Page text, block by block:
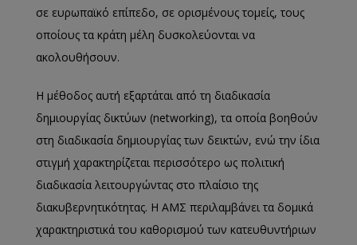
σε ευρωπαϊκό επίπεδο, σε ορισμένους τομείς, τους
οποίους τα κράτη μέλη δυσκολεύονται να
ακολουθήσουν.
Η μέθοδος αυτή εξαρτάται από τη διαδικασία
δημιουργίας δικτύων (networking), τα οποία βοηθούν
στη διαδικασία δημιουργίας των δεικτών, ενώ την ίδια
στιγμή χαρακτηρίζεται περισσότερο ως πολιτική
διαδικασία λειτουργώντας στο πλαίσιο της
διακυβερνητικότητας. Η ΑΜΣ περιλαμβάνει τα δομικά
χαρακτηριστικά του καθορισμού των κατευθυντήριων